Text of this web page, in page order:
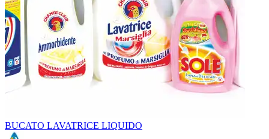
BUCATO LAVATRICE LIQUIDO